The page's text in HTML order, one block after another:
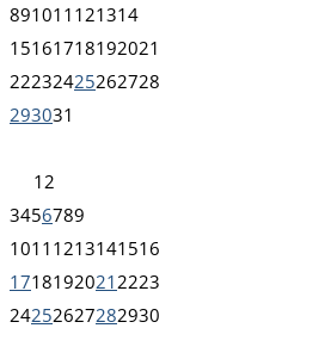
891011 121314
15161718192021
22232425262728
293031
1 2
3456789
1011 1213141516
1718192021 2223
24252627282930